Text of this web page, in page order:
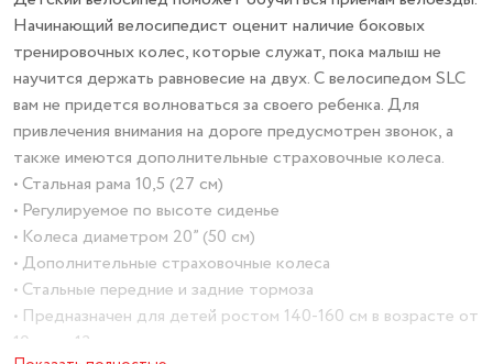
Начинающий велосипедист оценит наличие боковых
тренировочных колес, которые служат, пока малыш не
научится держать равновесие на двух. С велосипедом SLC
вам не придется волноваться за своего ребенка. Для
привлечения внимания на дороге предусмотрен звонок, а
также имеются дополнительные страховочные колеса.
• Стальная рама 10,5 (27 см)
• Регулируемое по высоте сиденье
• Колеса диаметром 20” (50 см)
• Дополнительные страховочные колеса
• Стальные передние и задние тормоза
• Предназначен для детей ростом 140-160 см в возрасте от
10-и до 13-ти лет